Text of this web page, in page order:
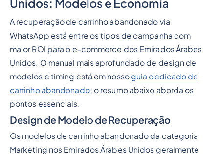
Unidos: Modelos e Economia
A recuperação de carrinho abandonado via
WhatsApp está entre os tipos de campanha com
maior ROI para o e-commerce dos Emirados Árabes
Unidos. O manual mais aprofundado de design de
modelos e timing está em nosso guia dedicado de
carrinho abandonado; o resumo abaixo aborda os
pontos essenciais.
Design de Modelo de Recuperação
Os modelos de carrinho abandonado da categoria
Marketing nos Emirados Árabes Unidos geralmente